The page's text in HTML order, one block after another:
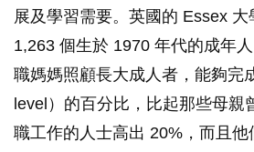
展及學習需要。英國的 Essex
1,263 個生於 1970 年代的成年
職媽媽照顧長大成人者，能夠完
level）的百分比，比起那些母親
職工作的人士高出 20%，而且他